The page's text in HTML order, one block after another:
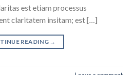
est etiam processus
claritatem insitam; est […]
READING →